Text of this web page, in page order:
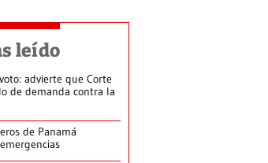
leído
advierte que Corte
de demanda contra la
de Panamá